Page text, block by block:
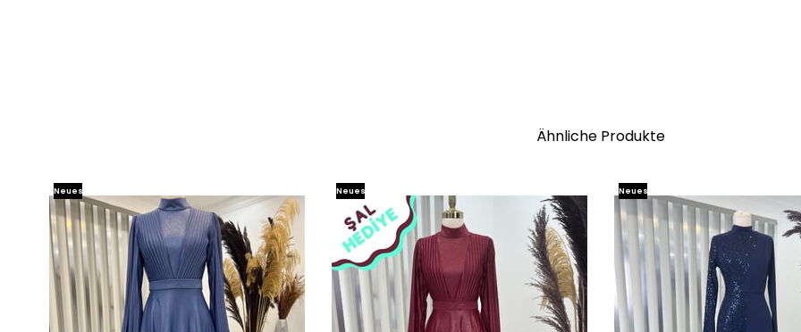
Ähnliche Produkte
Neues
Produkt
Neues
Produkt
Neues
Produkt